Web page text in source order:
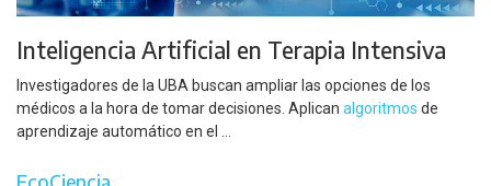
Inteligencia Artificial en Terapia Intensiva
Investigadores de la UBA buscan ampliar las opciones de los
médicos a la hora de tomar decisiones. Aplican algoritmos de
aprendizaje automático en el ...